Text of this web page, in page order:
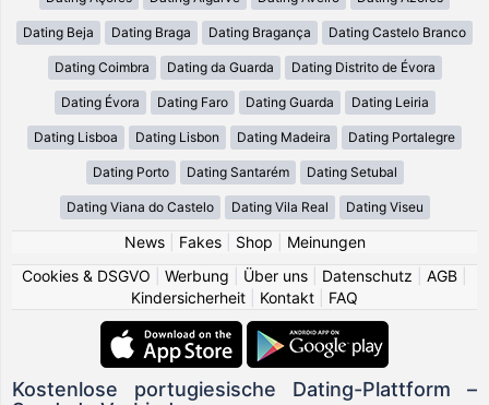
Dating Beja Dating Braga Dating Bragança Dating Castelo Branco
Dating Coimbra Dating da Guarda Dating Distrito de Évora
Dating Évora Dating Faro Dating Guarda Dating Leiria
Dating Lisboa Dating Lisbon Dating Madeira Dating Portalegre
Dating Porto Dating Santarém Dating Setubal
Dating Viana do Castelo Dating Vila Real Dating Viseu
News| Fakes| Shop
Meinungen
Cookies & DSGVO
Werbung Über uns Datenschutz AGB
Kindersicherheit
Kontakt FAQ
Kostenlose portugiesische Dating-Plattform –